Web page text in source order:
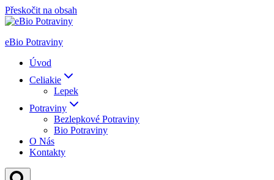
Přeskočit na obsah
eBio Potraviny
Úvod
Celiakie
Lepek
Potraviny
Bezlepkové Potraviny
Bio Potraviny
O Nás
Kontakty